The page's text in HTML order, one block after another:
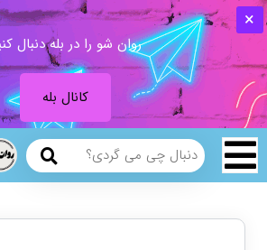
روان شو را در بله دنبال
کانال بله